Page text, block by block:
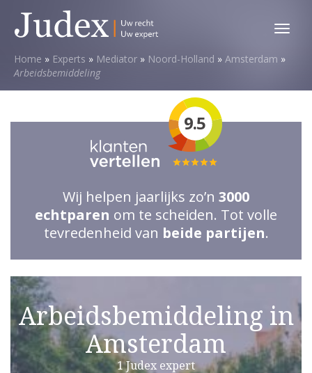
Toggle
Home » Experts » Mediator » Noord-Holland » Amsterdam »
Arbeidsbemiddeling
9.5
Totale
waardering:
5
van
Wij helpen jaarlijks zo’n 3000
echtparen om te scheiden. Tot volle
tevredenheid van beide partijen.
Arbeidsbemiddeling in
Amsterdam
1 Judex expert